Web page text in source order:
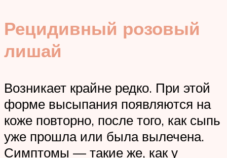
Рецидивный розовый
лишай
Возникает крайне редко. При этой
форме высыпания появляются на
коже повторно, после того, как сыпь
уже прошла или была вылечена.
Симптомы — такие же, как у